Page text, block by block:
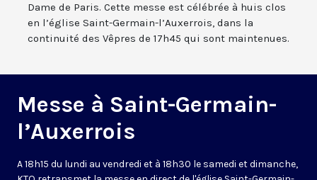
Dame de Paris. Cette messe est célébrée à huis clos
en l’église Saint-Germain-l’Auxerrois, dans la
continuité des Vêpres de 17h45 qui sont maintenues.
Messe à Saint-Germain-
l’Auxerrois
A 18h15 du lundi au vendredi et à 18h30 le samedi et dimanche,